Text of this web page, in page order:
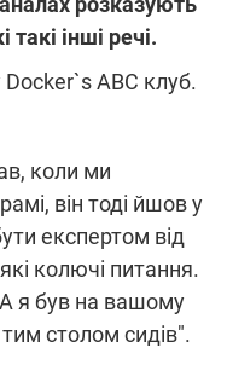
такі інші речі.
Docker`s ABC клуб.
коли ми
він тоді йшов у
експертом від
колючі питання.
я був на вашому
столом сидів".